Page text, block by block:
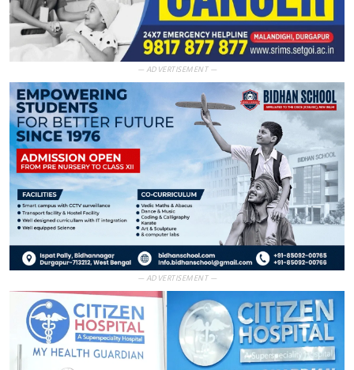
— ADVERTISEMENT —
— ADVERTISEMENT —